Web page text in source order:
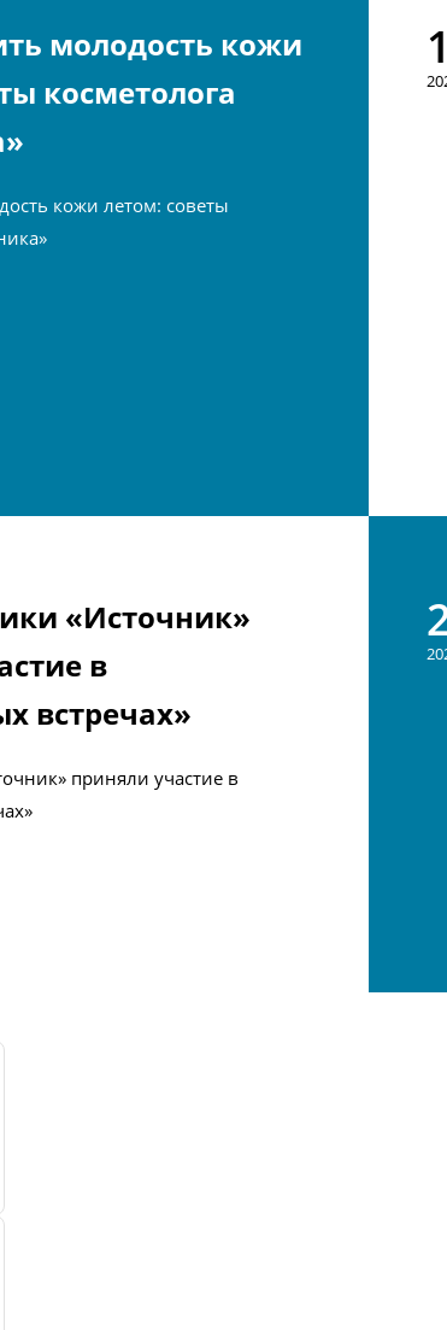
молодость кожи
косметолога
кожи летом: советы
«Источник»
в
встречах»
приняли участие в